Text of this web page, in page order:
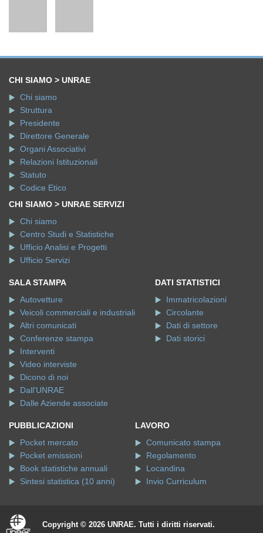
CHI SIAMO > UNRAE
Chi siamo
Struttura
Presidente
Direttore Generale
Organi Associativi
Relazioni Istituzionali
Statuto
Codice Etico
CHI SIAMO > UNRAE SERVIZI
Chi siamo
Centro Studi e Statistiche
Ufficio Analisi e Progetti
Ufficio Servizi
SALA STAMPA
Autovetture
Veicoli commerciali e industriali
Altri comunicati
Conferenze stampa
Interventi
Video interviste
Dicono di noi
Dall'UNRAE
Dalle Aziende associate
DATI STATISTICI
Immatricolazioni
Circolante
Dati di settore
Dati storici
PUBBLICAZIONI
Pocket mercato
Pocket emissioni
Book statistiche annuali
Sintesi statistica (10 anni)
LAVORO
Comunicato stampa
Regolamento
Locandina
Invio Curriculum
Copyright © 2026 UNRAE. Tutti i diritti riservati.